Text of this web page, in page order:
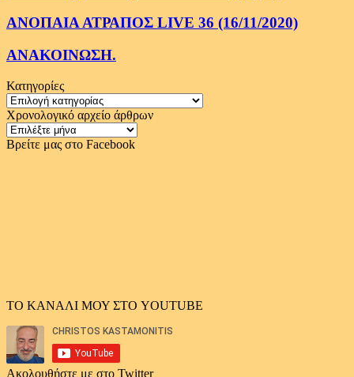
ΑΝΟΠΑΙΑ ΑΤΡΑΠΟΣ LIVE 36 (16/11/2020)
ΑΝΑΚΟΙΝΩΣΗ.
Κατηγορίες
Κατηγορίες
Χρονολογικό αρχείο άρθρων
Χρονολογικό
αρχείο
Βρείτε μας στο Facebook
ΤΟ ΚΑΝΑΛΙ ΜΟΥ ΣΤΟ YOUTUBE
Ακολουθήστε με στο Twitter